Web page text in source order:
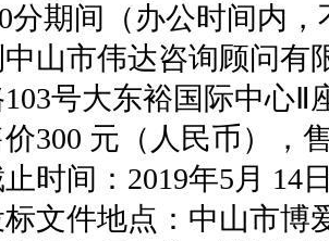
分期间（办公时间内
中山市伟达咨询顾问
号大东裕国际中心Ⅱ
300 元（人民币），
时间：2019年5月 14
文件地点：中山市博